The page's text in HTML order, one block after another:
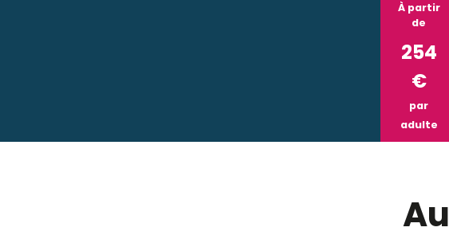
À partir
de
254
€
par
adulte